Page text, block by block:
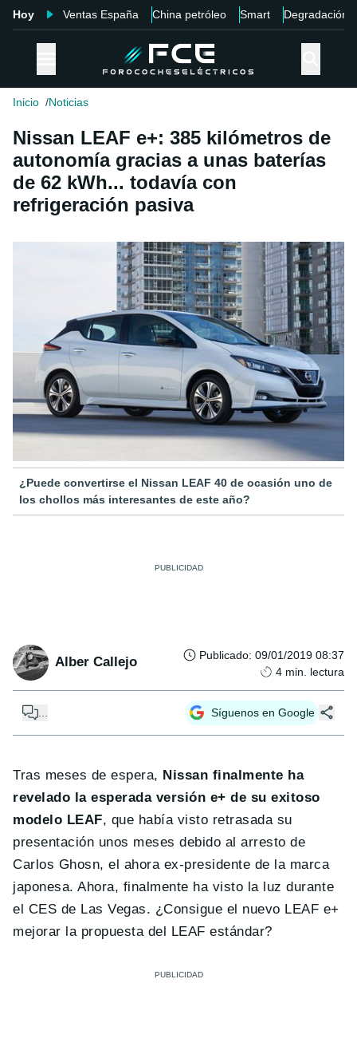
Hoy Ventas España China petróleo Smart Degradación
Inicio Noticias
Nissan LEAF e+: 385 kilómetros de
autonomía gracias a unas baterías
de 62 kWh... todavía con
refrigeración pasiva
¿Puede convertirse el Nissan LEAF 40 de ocasión uno de
los chollos más interesantes de este año?
Alber Callejo Publicado: 09/01/2019 08:37
4 min. lectura
Síguenos en Google
Tras meses de espera, Nissan finalmente ha
revelado la esperada versión e+ de su exitoso
modelo LEAF, que había visto retrasada su
presentación unos meses debido al arresto de
Carlos Ghosn, el ahora ex-presidente de la marca
japonesa. Ahora, finalmente ha visto la luz durante
el CES de Las Vegas. ¿Consigue el nuevo LEAF e+
mejorar la propuesta del LEAF estándar?